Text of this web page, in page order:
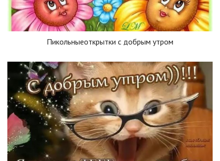
Пикольныеоткрытки с добрым утром